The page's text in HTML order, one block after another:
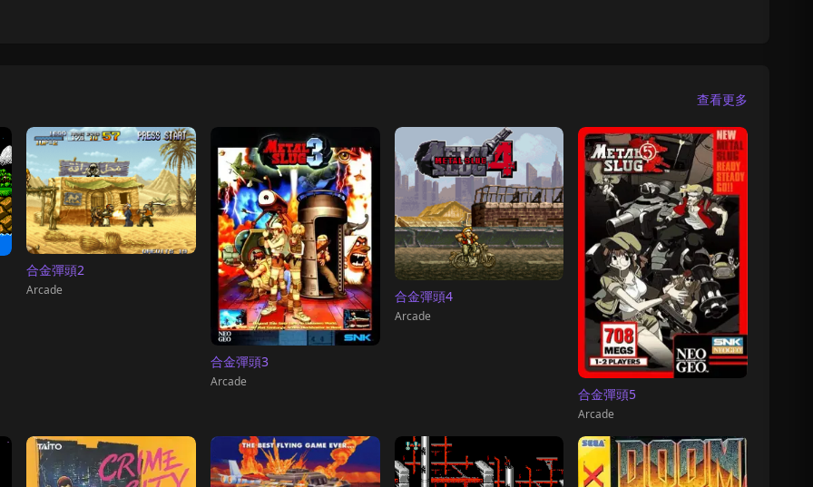
查看更多
合金彈頭2
Arcade
合金彈頭3
Arcade
合金彈頭4
Arcade
合金彈頭5
Arcade